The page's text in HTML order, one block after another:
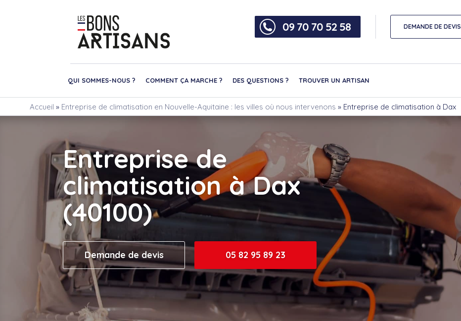
09 70 70 52 58 DEMANDE DE DEVIS
QUI SOMMES-NOUS ? COMMENT ÇA MARCHE ? DES QUESTIONS ? TROUVER UN ARTISAN
Accueil » Entreprise de climatisation en Nouvelle-Aquitaine : les villes où nous intervenons » Entreprise de climatisation à Dax
Entreprise de
climatisation à Dax
(40100)
Demande de devis 05 82 95 89 23